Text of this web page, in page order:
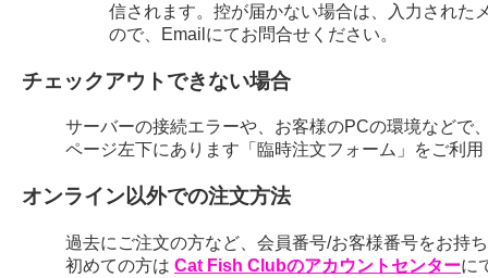
信されます。控が届かない場合は、入力された
ので、Emailにてお問合せください。
チェックアウトできない場合
サーバーの接続エラーや、お客様のPCの環境などで
ページ左下にあります「臨時注文フォーム」をご利
オンライン以外での注文方法
過去にご注文の方など、会員番号/お客様番号をお持
初めての方は Cat Fish Clubのアカウントセンターに